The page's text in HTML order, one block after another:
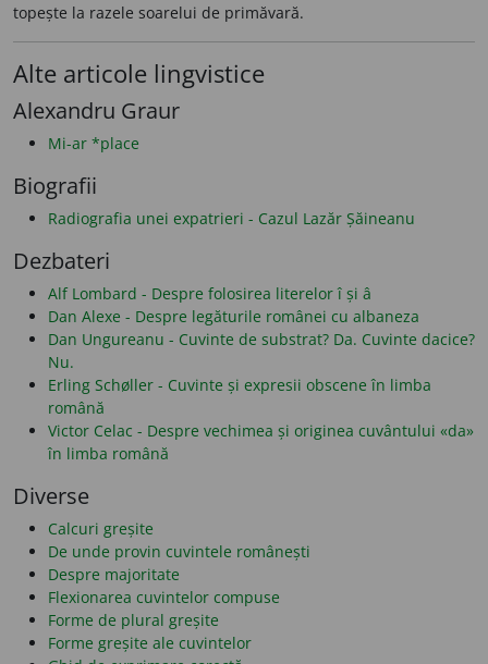
topește la razele soarelui de primăvară.
Alte articole lingvistice
Alexandru Graur
Mi-ar *place
Biografii
Radiografia unei expatrieri - Cazul Lazăr Șăineanu
Dezbateri
Alf Lombard - Despre folosirea literelor î și â
Dan Alexe - Despre legăturile românei cu albaneza
Dan Ungureanu - Cuvinte de substrat? Da. Cuvinte dacice?
Nu.
Erling Schøller - Cuvinte și expresii obscene în limba
română
Victor Celac - Despre vechimea și originea cuvântului «da»
în limba română
Diverse
Calcuri greșite
De unde provin cuvintele românești
Despre majoritate
Flexionarea cuvintelor compuse
Forme de plural greșite
Forme greșite ale cuvintelor